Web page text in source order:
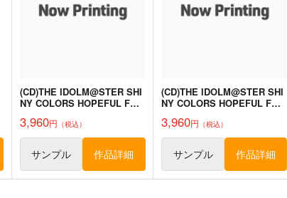
(CD)THE IDOLM@STER SHI
NY COLORS HOPEFUL FE
3,960円 （税込）
サンプル 作品詳細
(CD)THE IDOLM@STER SHI
NY COLORS HOPEFUL FE
3,960円 （税込）
サンプル 作品詳細